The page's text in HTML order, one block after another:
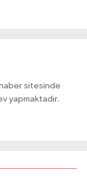
sitesinde
yapmaktadır.